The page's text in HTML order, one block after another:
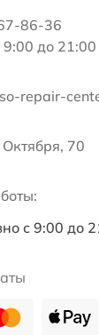
86-36
до 21:00
repair-
70
с 9:00 до